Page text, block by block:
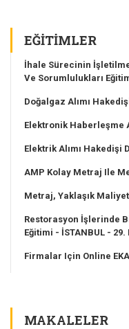
EĞITIMLER
İhale Sürecinin
Ve Sorumlulukları
Doğalgaz Alımı
Elektronik Haberleşme
Elektrik Alımı Hakedişi
AMP Kolay Metraj Ile
Metraj, Yaklaşık
Restorasyon İşlerinde
Eğitimi - İSTANBUL - 29.
Firmalar Için Online
MAKALELER